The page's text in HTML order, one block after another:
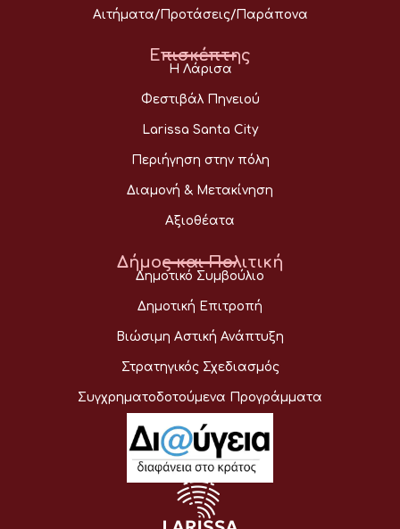
Αιτήματα/Προτάσεις/Παράπονα
Επισκέπτης
Η Λάρισα
Φεστιβάλ Πηνειού
Larissa Santa City
Περιήγηση στην πόλη
Διαμονή & Μετακίνηση
Αξιοθέατα
Δήμος και Πολιτική
Δημοτικό Συμβούλιο
Δημοτική Επιτροπή
Βιώσιμη Αστική Ανάπτυξη
Στρατηγικός Σχεδιασμός
Συγχρηματοδοτούμενα Προγράμματα